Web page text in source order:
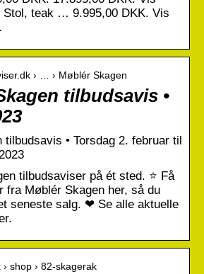
Stol, teak … 9.995,00 DKK. Vis
› … › Møblér Skagen
tilbudsavis •
• Torsdag 2. februar til
tilbudsaviser på ét sted. ⭐ Få
fra Møblér Skagen her, så du
seneste salg. ❤ Se alle aktuelle
shop › 82-skagerak